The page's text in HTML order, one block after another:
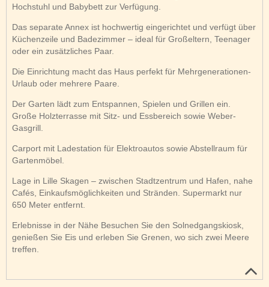
Hochstuhl und Babybett zur Verfügung.
Das separate Annex ist hochwertig eingerichtet und verfügt über
Küchenzeile und Badezimmer – ideal für Großeltern, Teenager
oder ein zusätzliches Paar.
Die Einrichtung macht das Haus perfekt für Mehrgenerationen-
Urlaub oder mehrere Paare.
Der Garten lädt zum Entspannen, Spielen und Grillen ein.
Große Holzterrasse mit Sitz- und Essbereich sowie Weber-
Gasgrill.
Carport mit Ladestation für Elektroautos sowie Abstellraum für
Gartenmöbel.
Lage in Lille Skagen – zwischen Stadtzentrum und Hafen, nahe
Cafés, Einkaufsmöglichkeiten und Stränden. Supermarkt nur
650 Meter entfernt.
Erlebnisse in der Nähe Besuchen Sie den Solnedgangskiosk,
genießen Sie Eis und erleben Sie Grenen, wo sich zwei Meere
treffen.